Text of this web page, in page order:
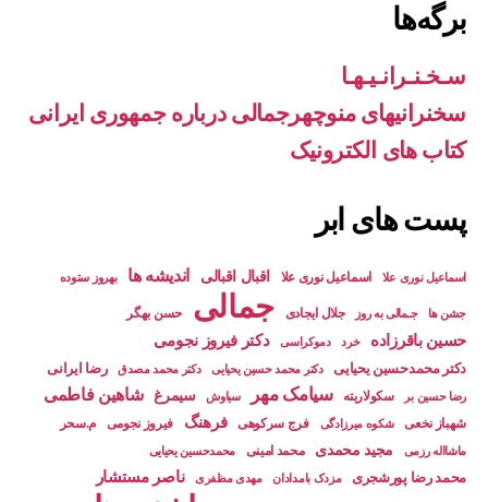
برگه‌ها
سـخـنـرانـیـهـا
سخنرانیهای منوچهرجمالی درباره جمهوری ایرانی
کتاب های الکترونیک
پست های ابر
اسماعيل نوری علا اسماعیل نوری علا اقبال اقبالی اندیشه ها بهروز ستوده
جشن ها جـمالی به روز جلال ایجادی جمالی حسن بهگر
حسین باقرزاده خرد دموکراسی دکتر فیروز نجومی
دکتر محمدحسین یحیایی دکتر محمد حسین یحیایی دکتر محمد مصدق رضا ایرانی
رضا حسین بر سکولاریته سیامک مهر سیاوش سیمرغ شاهین فاطمی
شهباز نخعی شکوه میرزادگی فرج سرکوهی فرهنگ فیروز نجومی م.سحر
ماشااله رزمی مجید محمدی محمد امینی محمدحسین یحیایی
محمد رضا پورشجری مزدک بامدادان مهدی مظفری ناصر مستشار